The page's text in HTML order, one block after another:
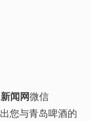
闻网微信
出您与青岛啤酒的